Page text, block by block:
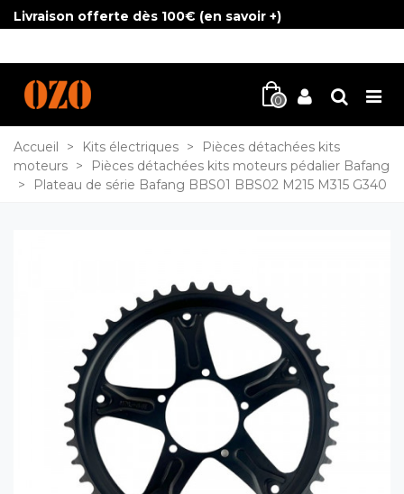
Livraison offerte dès 100€ (en savoir +)
0
Accueil > Kits électriques >
Pièces détachées kits
moteurs >
Pièces détachées kits moteurs pédalier Bafang
>
Plateau de série Bafang BBS01 BBS02 M215 M315 G340